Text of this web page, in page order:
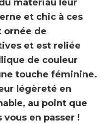
matériau leur
et chic à ces
ornée de
et est reliée
de couleur
touche féminine.
légèreté en
au point que
en passer !